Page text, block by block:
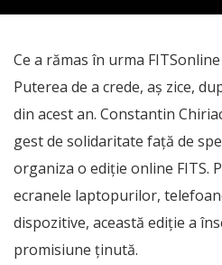
Ce a rămas în urma
Puterea de a crede, aș zice,
din acest an. Constantin
gest de solidaritate față de
organiza o ediție online FITS.
ecranele laptopurilor,
dispozitive, această ediție a
promisiune ținută.